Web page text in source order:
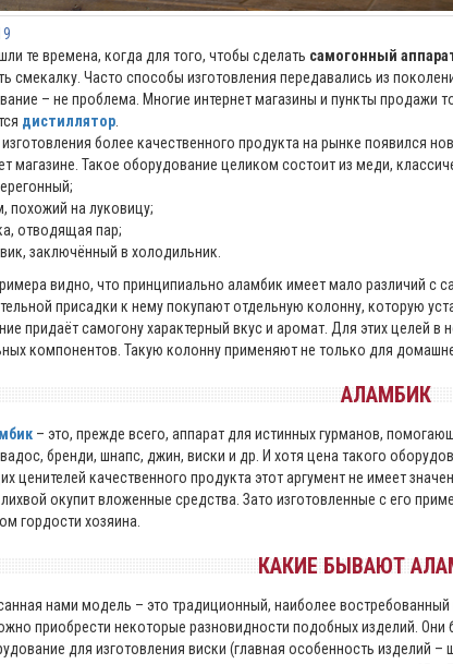
те времена, когда для того, чтобы сделать самогонный
смекалку. Часто способы изготовления передавались из
– не проблема. Многие интернет магазины и пункты продажи
дистиллятор.
более качественного продукта на рынке появился
магазине. Такое оборудование целиком состоит из меди,
похожий на луковицу;
отводящая пар;
заключённый в холодильник.
видно, что принципиально аламбик имеет мало различий с
присадки к нему покупают отдельную колонну, которую
придаёт самогону характерный вкус и аромат. Для этих целей
компонентов. Такую колонну применяют не только для
АЛАМБИК
– это, прежде всего, аппарат для истинных гурманов,
бренди, шнапс, джин, виски и др. И хотя цена такого
ценителей качественного продукта этот аргумент не имеет
окупит вложенные средства. Зато изготовленные с его
гордости хозяина.
КАКИЕ БЫВАЮТ
нами модель – это традиционный, наиболее востребованный
приобрести некоторые разновидности подобных изделий.
для изготовления виски (главная особенность изделий